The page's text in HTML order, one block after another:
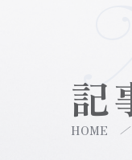
記
HOME